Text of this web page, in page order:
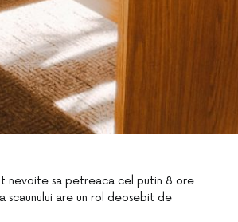
nevoite sa petreaca cel putin 8 ore
scaunului are un rol deosebit de